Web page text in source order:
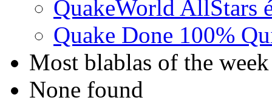
QuakeWorld AllStars
Quake Done 100%
Most blablas of the week
None found